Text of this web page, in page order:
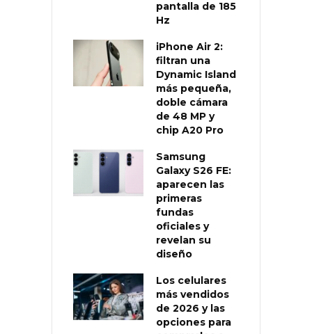
pantalla de 185
Hz
iPhone Air 2:
filtran una
Dynamic Island
más pequeña,
doble cámara
de 48 MP y
chip A20 Pro
Samsung
Galaxy S26 FE:
aparecen las
primeras
fundas
oficiales y
revelan su
diseño
Los celulares
más vendidos
de 2026 y las
opciones para